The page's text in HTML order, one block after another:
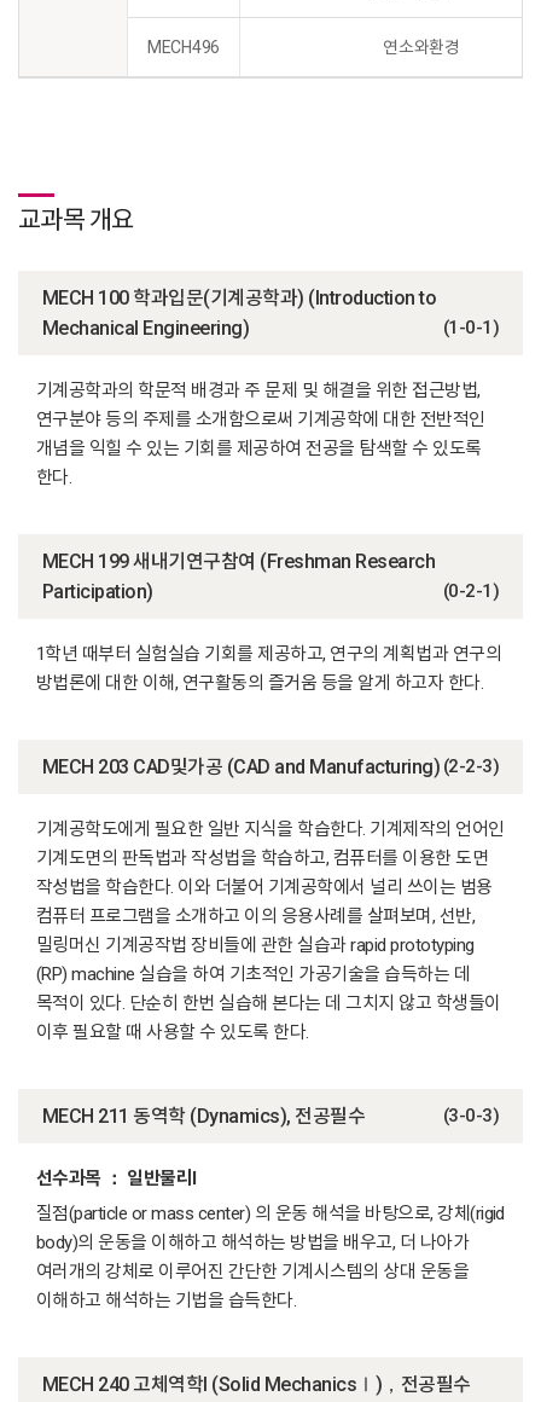
MECH496 연소와환경
교과목 개요
MECH 100 학과입문(기계공학과) (Introduction to
Mechanical Engineering)
(1-0-1)
기계공학과의 학문적 배경과 주 문제 및 해결을 위한 접근방법,
연구분야 등의 주제를 소개함으로써 기계공학에 대한 전반적인
개념을 익힐 수 있는 기회를 제공하여 전공을 탐색할 수 있도록
한다.
MECH 199 새내기연구참여 (Freshman Research
Participation)
(0-2-1)
1학년 때부터 실험실습 기회를 제공하고, 연구의 계획법과 연구의
방법론에 대한 이해, 연구활동의 즐거움 등을 알게 하고자 한다.
MECH 203 CAD및가공 (CAD and Manufacturing) (2-2-3)
기계공학도에게 필요한 일반 지식을 학습한다. 기계제작의 언어인
기계도면의 판독법과 작성법을 학습하고, 컴퓨터를 이용한 도면
작성법을 학습한다. 이와 더불어 기계공학에서 널리 쓰이는 범용
컴퓨터 프로그램을 소개하고 이의 응용사례를 살펴보며, 선반,
밀링머신 기계공작법 장비들에 관한 실습과 rapid prototyping
(RP) machine 실습을 하여 기초적인 가공기술을 습득하는 데
목적이 있다. 단순히 한번 실습해 본다는 데 그치지 않고 학생들이
이후 필요할 때 사용할 수 있도록 한다.
MECH 211 동역학 (Dynamics), 전공필수 (3-0-3)
선수과목 ： 일반물리I
질점(particle or mass center) 의 운동 해석을 바탕으로, 강체(rigid
body)의 운동을 이해하고 해석하는 방법을 배우고, 더 나아가
여러개의 강체로 이루어진 간단한 기계시스템의 상대 운동을
이해하고 해석하는 기법을 습득한다.
MECH 240 고체역학I (Solid MechanicsⅠ)，전공필수